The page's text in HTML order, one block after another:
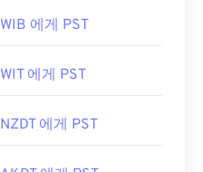
WIB 에게 PST
WIT 에게 PST
NZDT 에게 PST